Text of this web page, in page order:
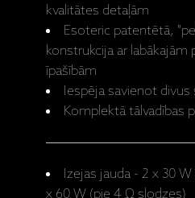
kvalitātes detaļām
Esoteric patentētā,
konstrukcija ar labākajām
īpašībām
Iespēja savienot divus
Komplektā tālvadības
Izejas jauda - 2 x 30
x 60 W (pie 4 Ω slodzes)